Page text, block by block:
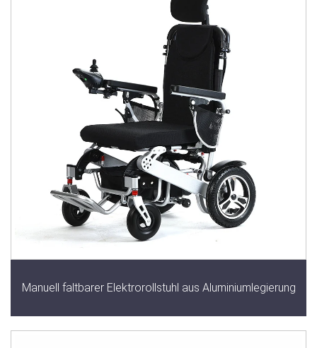
Manuell faltbarer Elektrorollstuhl aus Aluminiumlegierung